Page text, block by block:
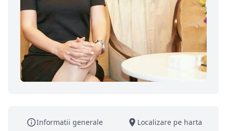
Informatii generale Localizare pe harta